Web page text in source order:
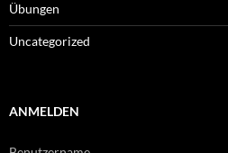
Übungen
Uncategorized
ANMELDEN